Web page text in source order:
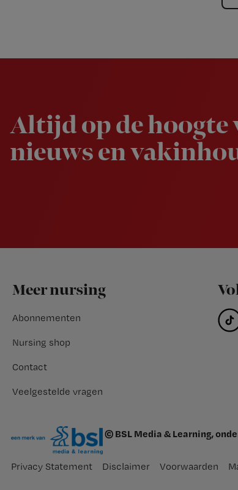
Altijd op de hoogte
nieuws en
Footer
Meer nursing
Abonnementen
Nursing shop
Contact
Veelgestelde vragen
© BSL Media & Learning,
Privacy Statement Disclaimer Voorwaarden